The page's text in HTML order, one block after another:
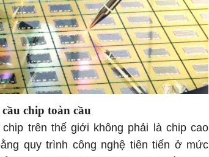
chip toàn cầu
trên thế giới không phải là chip cao
quy trình công nghệ tiên tiến ở mức